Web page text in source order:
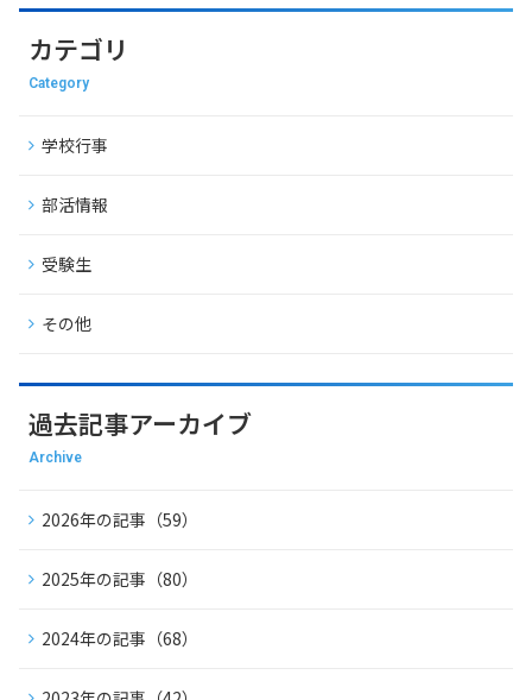
カテゴリ
Category
学校行事
部活情報
受験生
その他
過去記事アーカイブ
Archive
2026年の記事（59）
2025年の記事（80）
2024年の記事（68）